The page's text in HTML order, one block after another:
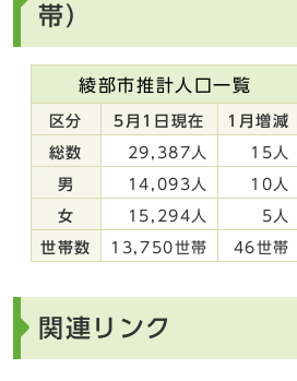
帯）
綾部市推計人口一覧
区分 5月1日現在 1月増減
総数 29,387人 15人
男 14,093人 10人
女 15,294人 5人
世帯数 13,750世帯 46世帯
関連リンク